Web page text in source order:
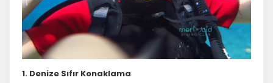
1. Denize Sıfır Konaklama